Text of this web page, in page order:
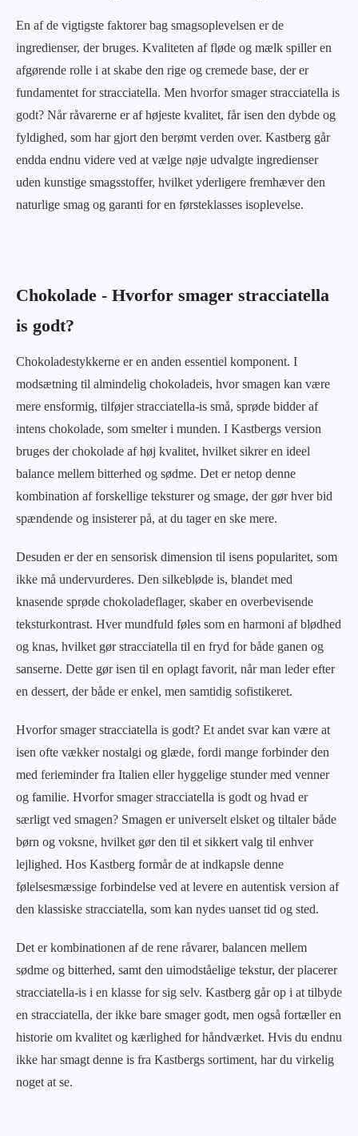
En af de vigtigste faktorer bag smagsoplevelsen er de
ingredienser, der bruges. Kvaliteten af fløde og mælk spiller en
afgørende rolle i at skabe den rige og cremede base, der er
fundamentet for stracciatella. Men hvorfor smager stracciatella is
godt? Når råvarerne er af højeste kvalitet, får isen den dybde og
fyldighed, som har gjort den berømt verden over. Kastberg går
endda endnu videre ved at vælge nøje udvalgte ingredienser
uden kunstige smagsstoffer, hvilket yderligere fremhæver den
naturlige smag og garanti for en førsteklasses isoplevelse.
Chokolade - Hvorfor smager stracciatella
is godt?
Chokoladestykkerne er en anden essentiel komponent. I
modsætning til almindelig chokoladeis, hvor smagen kan være
mere ensformig, tilføjer stracciatella-is små, sprøde bidder af
intens chokolade, som smelter i munden. I Kastbergs version
bruges der chokolade af høj kvalitet, hvilket sikrer en ideel
balance mellem bitterhed og sødme. Det er netop denne
kombination af forskellige teksturer og smage, der gør hver bid
spændende og insisterer på, at du tager en ske mere.
Desuden er der en sensorisk dimension til isens popularitet, som
ikke må undervurderes. Den silkebløde is, blandet med
knasende sprøde chokoladeflager, skaber en overbevisende
teksturkontrast. Hver mundfuld føles som en harmoni af blødhed
og knas, hvilket gør stracciatella til en fryd for både ganen og
sanserne. Dette gør isen til en oplagt favorit, når man leder efter
en dessert, der både er enkel, men samtidig sofistikeret.
Hvorfor smager stracciatella is godt? Et andet svar kan være at
isen ofte vækker nostalgi og glæde, fordi mange forbinder den
med ferieminder fra Italien eller hyggelige stunder med venner
og familie. Hvorfor smager stracciatella is godt og hvad er
særligt ved smagen? Smagen er universelt elsket og tiltaler både
børn og voksne, hvilket gør den til et sikkert valg til enhver
lejlighed. Hos Kastberg formår de at indkapsle denne
følelsesmæssige forbindelse ved at levere en autentisk version af
den klassiske stracciatella, som kan nydes uanset tid og sted.
Det er kombinationen af de rene råvarer, balancen mellem
sødme og bitterhed, samt den uimodståelige tekstur, der placerer
stracciatella-is i en klasse for sig selv. Kastberg går op i at tilbyde
en stracciatella, der ikke bare smager godt, men også fortæller en
historie om kvalitet og kærlighed for håndværket. Hvis du endnu
ikke har smagt denne is fra Kastbergs sortiment, har du virkelig
noget at se.